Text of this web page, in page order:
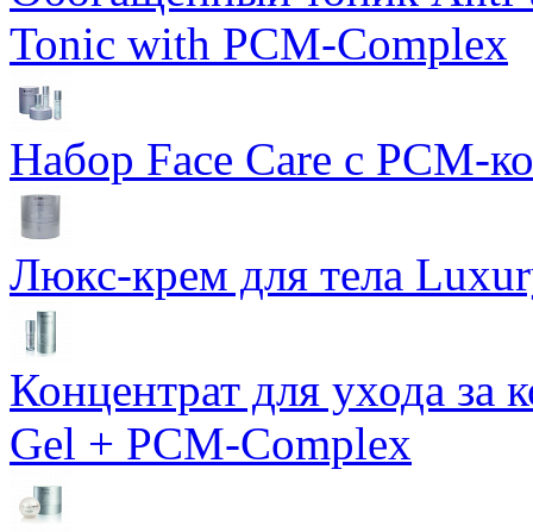
Tonic with PCM-Complex
Набор Face Care с PCM-
Люкс-крем для тела
Концентрат для ухода за
Gel + PCM-Complex